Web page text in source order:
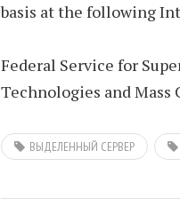
basis at the following
Federal Service for
Technologies and Mass
ВЫДЕЛЕННЫЙ СЕРВЕР